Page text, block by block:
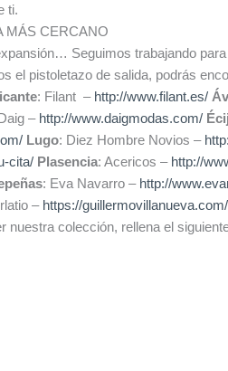
ti.
MÁS CERCANO
Seguimos trabajando
el pistoletazo de salida, podrás
: Filant – http://www.filant.es/
– http://www.daigmodas.com/
Lugo: Diez Hombre Novios –
cita/ Plasencia: Acericos – http://
: Eva Navarro – http://
– https://
colección, rellena el